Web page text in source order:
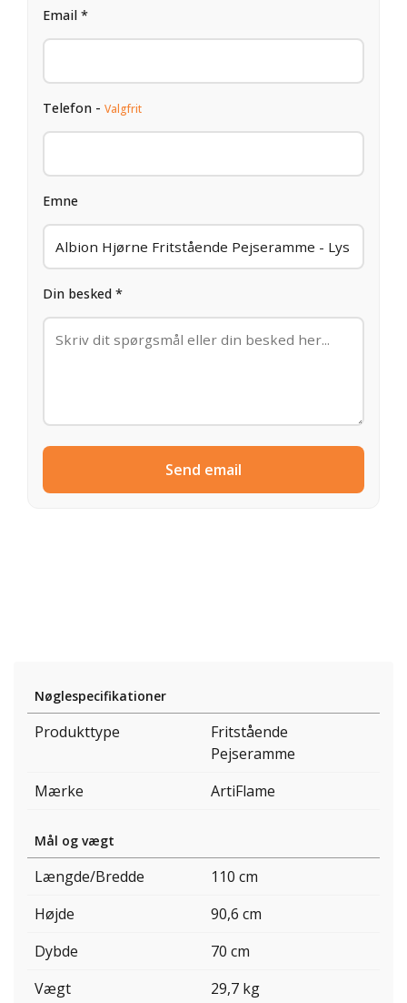
Email *
Telefon - Valgfrit
Emne
Din besked *
Send email
Nøglespecifikationer
Produkttype
Fritstående
Pejseramme
Mærke
ArtiFlame
Mål og vægt
Længde/Bredde
110 cm
Højde
90,6 cm
Dybde
70 cm
Vægt
29,7 kg